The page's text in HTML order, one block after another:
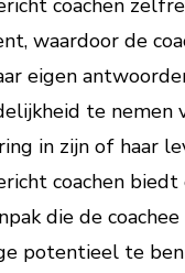
coachen
waardoor de
eigen
te nemen
in zijn of haar
coachen
die de
potentieel te